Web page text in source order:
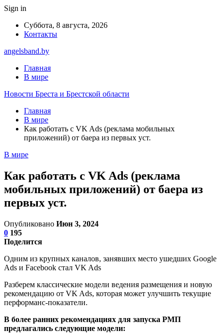
Sign in
Суббота, 8 августа, 2026
Контакты
angelsband.by
Главная
В мире
Новости Бреста и Брестской области
Главная
В мире
Как работать с VK Ads (реклама мобильных
приложений) от баера из первых уст.
В мире
Как работать с VK Ads (реклама
мобильных приложений) от баера из
первых уст.
Опубликовано Июн 3, 2024
0 195
Поделится
Одним из крупных каналов, занявших место ушедших Google
Ads и Facebook стал VK Ads
Разберем классические модели ведения размещения и новую
рекомендацию от VK Ads, которая может улучшить текущие
перформанс-показатели.
В более ранних рекомендациях для запуска РМП
предлагались следующие модели: